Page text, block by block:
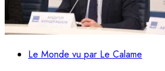
Le Monde vu par Le Calame